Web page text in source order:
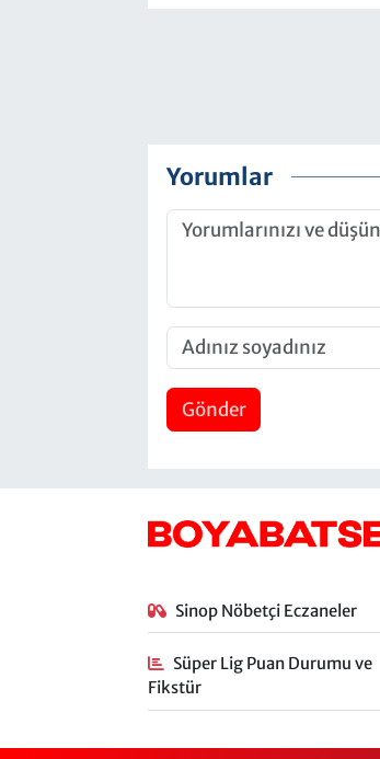
Yorumlar
Gönder
Sinop Nöbetçi Eczaneler
Süper Lig Puan Durumu ve
Fikstür